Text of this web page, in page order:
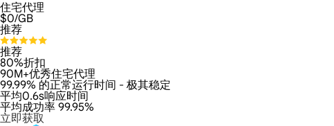
住宅代理
$0/GB
推荐
推荐
80%折扣
90M+优秀住宅代理
99.99% 的正常运行时间 - 极其稳定
平均0.6s响应时间
平均成功率 99.95%
立即获取